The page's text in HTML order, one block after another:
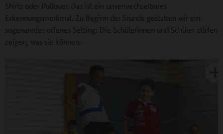
Shirts oder Pullover. Das ist ein unverwechselbares
Erkennungsmerkmal. Zu Beginn der Stunde gestalten wir ein
sogenanntes offenes Setting: Die Schülerinnen und Schüler dürfen
zeigen, was sie können.